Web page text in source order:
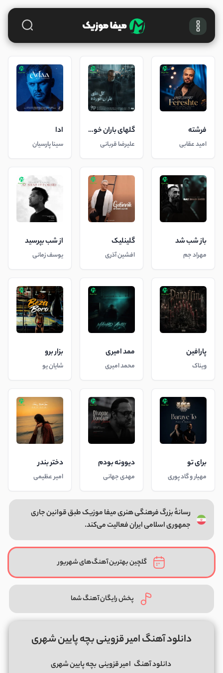
فرشته
امید عقابی
گلهای باران خورده
علیرضا قربانی
ادا
سینا پارسیان
باز شب شد
مهراد جم
گلینلیک
افشین آذری
از شب بپرسید
یوسف زمانی
پارافین
ویناک
ممد امیری
محمد امیری
بزار برو
شایان یو
برای تو
مهیار و گاد پوری
دیوونه بودم
مهدی جهانی
دختر بندر
امیر عظیمی
رسانهٔ بزرگ فرهنگی هنری میفا موزیک طبق قوانین جاری
جمهوری اسلامی ایران فعالیت می‌کند.
گلچین بهترین آهنگ‌های شهریور
پخش رایگان آهنگ شما
دانلود آهنگ امیر قزوینی بچه پایین شهری
دانلود آهنگ امیر قزوینیبچه پایین شهری